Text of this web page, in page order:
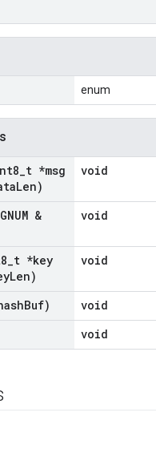
enum
t *msg
Len)
void
&
void
t *key
Len)
void
Buf)
void
void